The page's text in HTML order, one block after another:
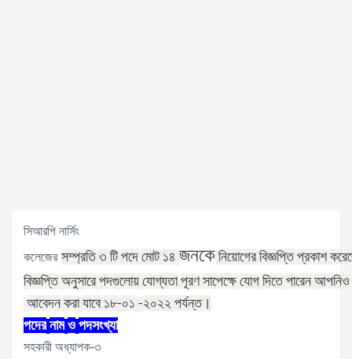
সিআরপি নার্সিং
কলেজের সম্প্রতি ৩ টি পদে মোট ১৪ জনকে নিয়োগের বিজ্ঞপ্তি প্রকাশ
বিজ্ঞপ্তি অনুসারে পদগুলোয় যোগ্যতা পূরণ সাপেক্ষে যোগ দিতে পারেন
আবেদন করা যাবে ১৮-০১ -২০২২ পর্যন্ত।
পদের নাম ও পদসংখ্যা
সহকারী অধ্যাপক-৩